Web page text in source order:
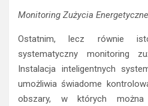
Monitoring Zużycia
Ostatnim, lecz równie
systematyczny monitoring
Instalacja inteligentnych
umożliwia świadome
obszary, w których można